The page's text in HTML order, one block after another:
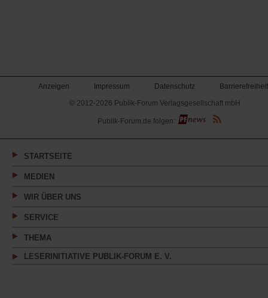
Anzeigen Impressum Datenschutz
Barrierefreiheit
© 2012-2026 Publik-Forum Verlagsgesellschaft mbH
(Öffnet
in
neuen
Publik-Forum.de folgen:
STARTSEITE
MEDIEN
WIR ÜBER UNS
SERVICE
THEMA
LESERINITIATIVE PUBLIK-FORUM E. V.